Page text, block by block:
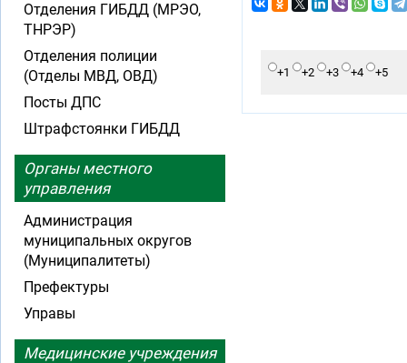
+1 +2 +3 +4 +5
Отделения ГИБДД (МРЭО,
ТНРЭР)
Отделения полиции
(Отделы МВД, ОВД)
Посты ДПС
Штрафстоянки ГИБДД
Органы местного
управления
Администрация
муниципальных округов
(Муниципалитеты)
Префектуры
Управы
Медицинские учреждения